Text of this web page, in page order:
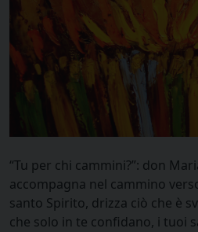
“Tu per chi cammini?”: don
accompagna nel cammino
santo Spirito, drizza ciò che è
che solo in te confidano, i tuoi